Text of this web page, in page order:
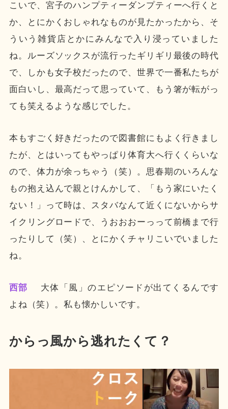
こいで、宮子のハンプティーダンプティーへ行くと
か、とにかくおしゃれなものが見たかったから、そ
ういう雑貨店とかにみんなで入り浸っていました
ね。ルーズソックスが流行ったギリギリ最後の時代
で、しかも女子校だったので、世界で一番私たちが
面白いし、最高だって思っていて、もう箸が転がっ
ても笑えるような感じでした。
本もすごく好きだったので図書館にもよく行きまし
たが、とはいってもやっぱり体育大へ行くくらいな
ので、体力が余っちゃう（笑）。思春期のいろんな
もの抱え込んで親とけんかして、「もう家にいたく
ない！」って時は、スタバなんて近くにないからサ
イクリングロードで、うおおおーっって前橋まで行
ったりして（笑）、とにかくチャリこいでいました
ね。
西部 大体「風」のエピソードが出てくるんです
よね（笑）。私も懐かしいです。
からっ風から逃れたくて？